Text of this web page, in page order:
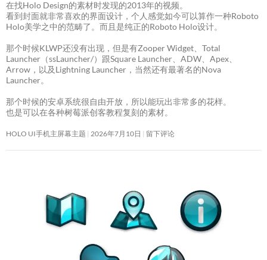
在找Holo Design的素材时发现的2013年的视频。
看到封面就非常喜欢的界面设计，个人感觉如今可以算作一种Roboto
Holo美学之中的范畴了。而且是纯正的Roboto Holo设计。
那个时候KLWP还没有出现，但是有Zooper Widget、Total
Launcher（ssLauncher/）跟Square Launcher、ADW、Apex、
Arrow，以及Lightning Launcher，当然还有最著名的Nova
Launcher。
那个时候的安卓系统很自由开放，所以能玩出非常多的花样。
也是可以在各种树莓派创客教程复刻的素材。
HOLO UI手机主屏幕主题 2026年7月10日 留下评论